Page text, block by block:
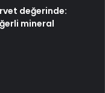
değerinde:
mineral